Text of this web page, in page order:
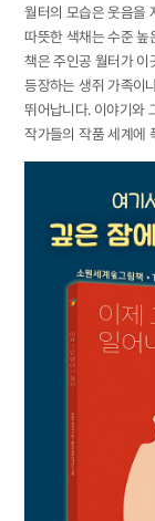
월터의 모습은 웃음을
따뜻한 색채는 수준 높
책은 주인공 월터가 이
등장하는 생쥐 가족이
뛰어납니다. 이야기와
작가들의 작품 세계에